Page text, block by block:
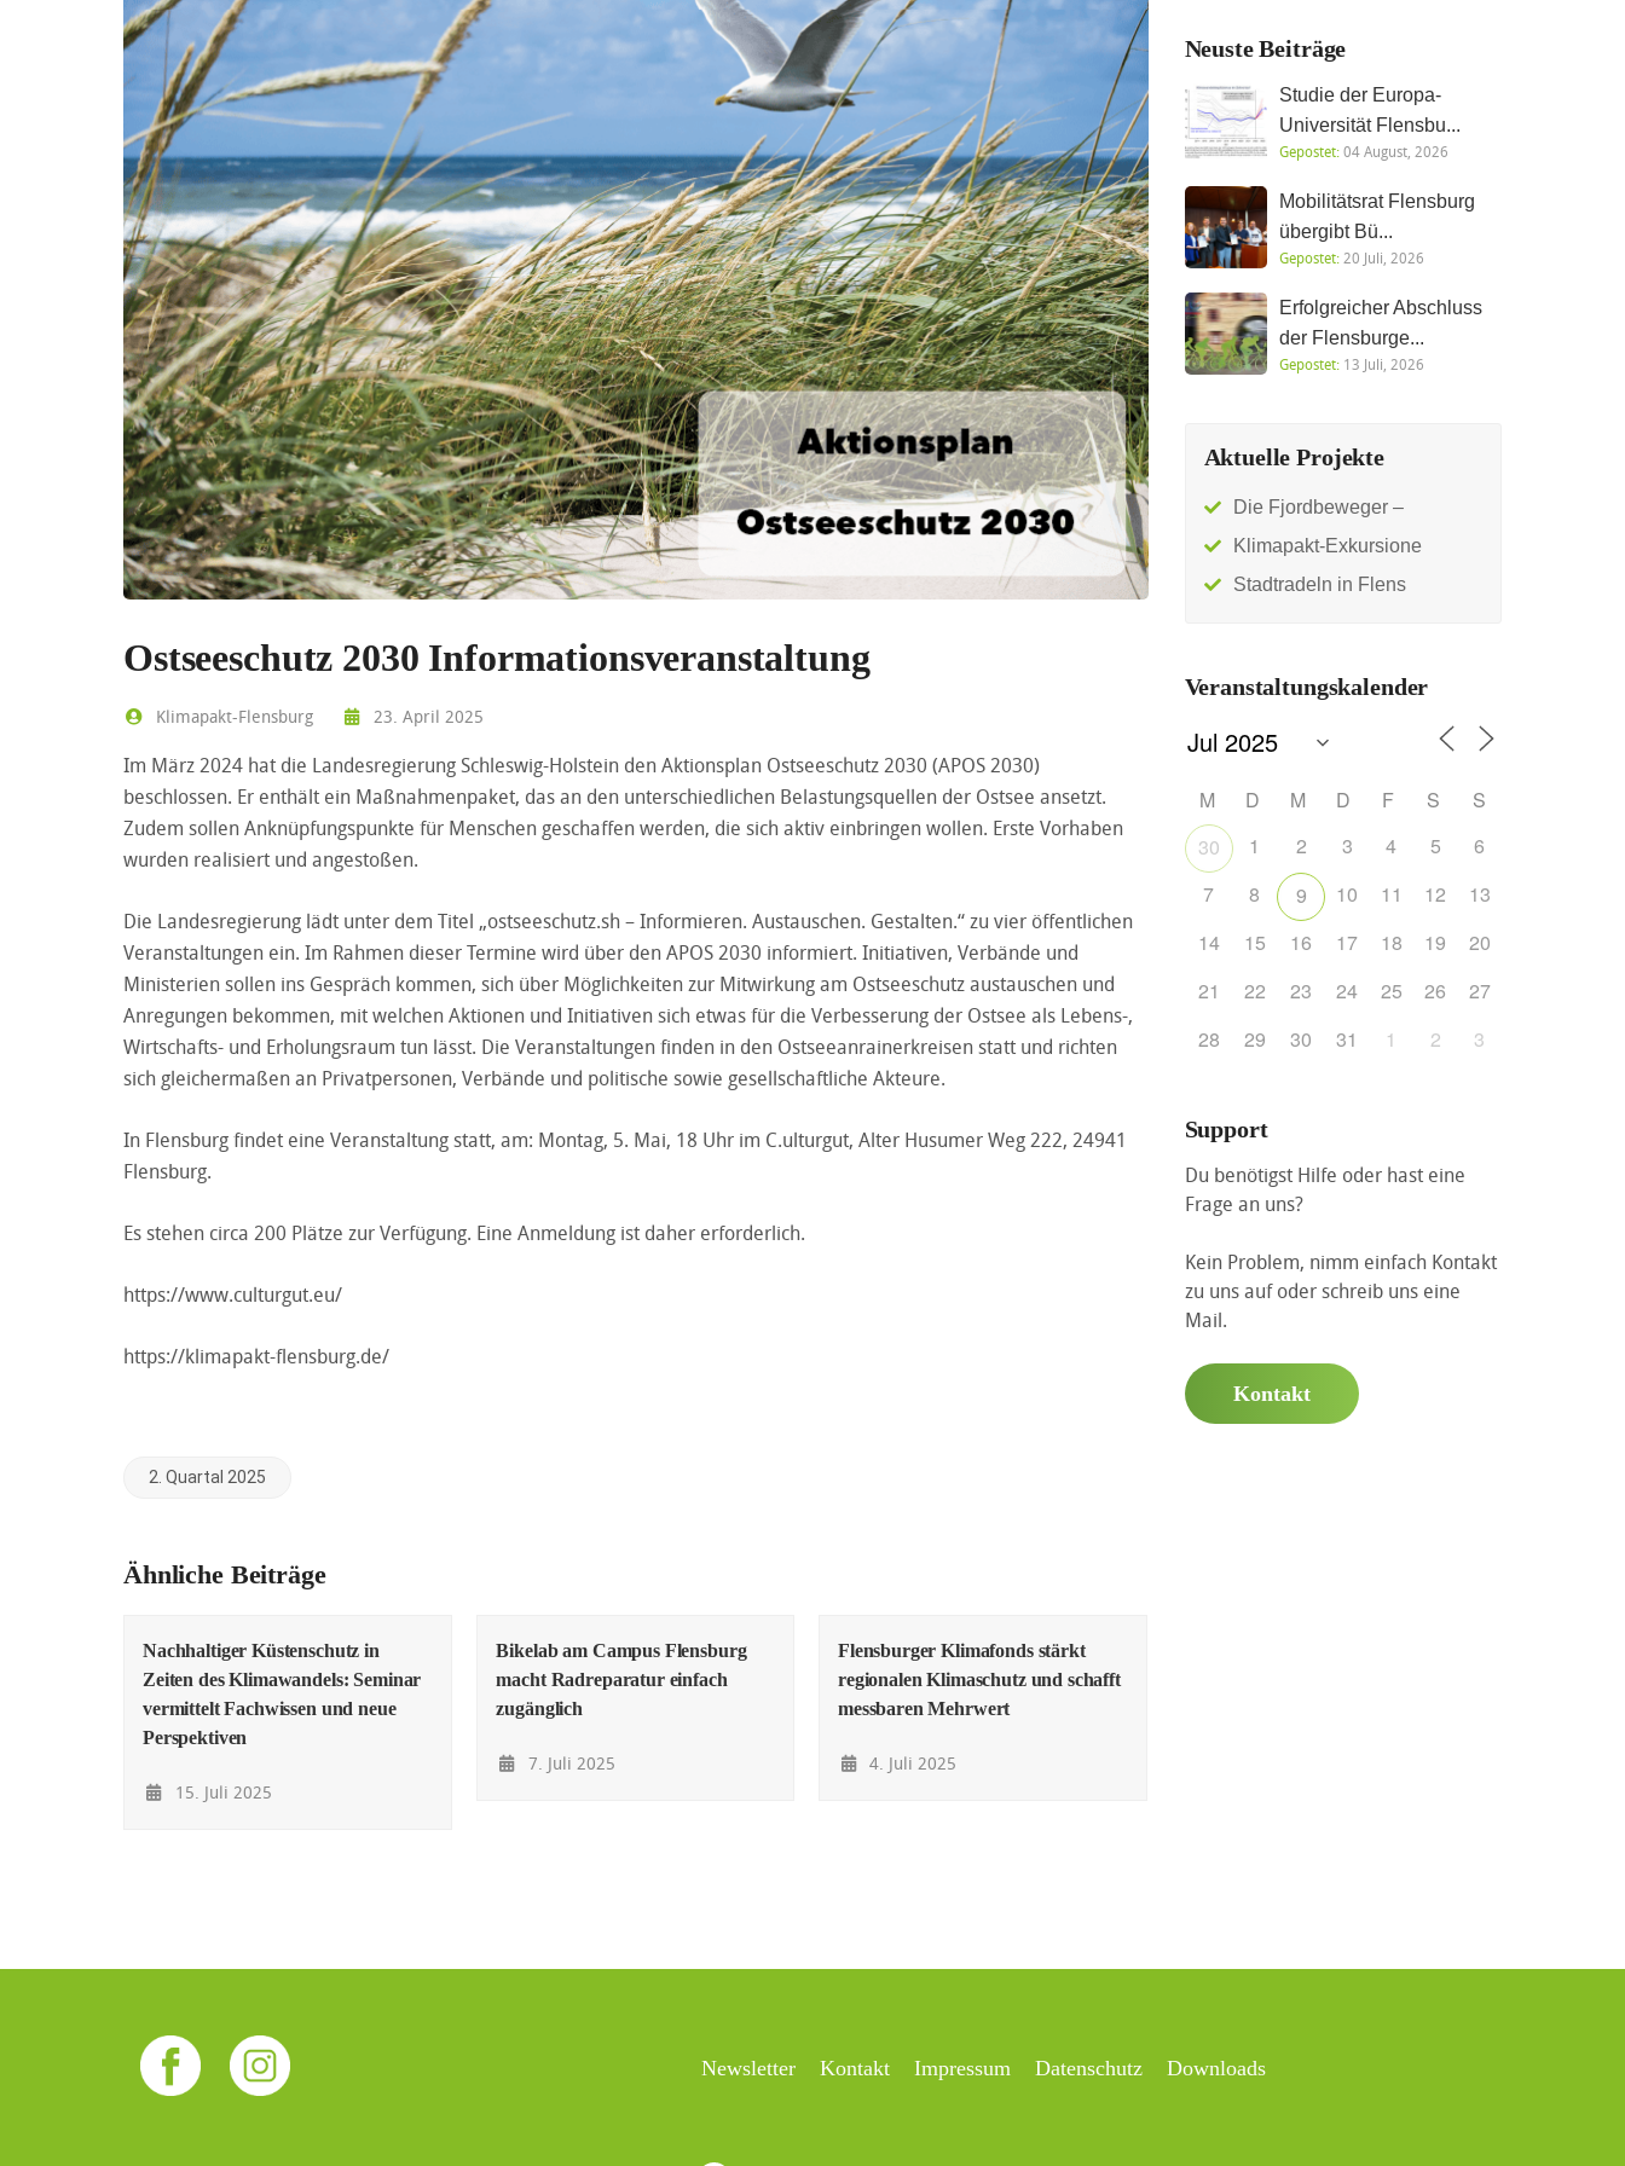
Ostseeschutz 2030 Informationsveranstaltung
Klimapakt-Flensburg 23. April 2025
Im März 2024 hat die Landesregierung Schleswig-Holstein den Aktionsplan Ostseeschutz 2030 (APOS 2030)
beschlossen. Er enthält ein Maßnahmenpaket, das an den unterschiedlichen Belastungsquellen der Ostsee ansetzt.
Zudem sollen Anknüpfungspunkte für Menschen geschaffen werden, die sich aktiv einbringen wollen. Erste Vorhaben
wurden realisiert und angestoßen.
Die Landesregierung lädt unter dem Titel „ostseeschutz.sh – Informieren. Austauschen. Gestalten.“ zu vier öffentlichen
Veranstaltungen ein. Im Rahmen dieser Termine wird über den APOS 2030 informiert. Initiativen, Verbände und
Ministerien sollen ins Gespräch kommen, sich über Möglichkeiten zur Mitwirkung am Ostseeschutz austauschen und
Anregungen bekommen, mit welchen Aktionen und Initiativen sich etwas für die Verbesserung der Ostsee als Lebens-,
Wirtschafts- und Erholungsraum tun lässt. Die Veranstaltungen finden in den Ostseeanrainerkreisen statt und richten
sich gleichermaßen an Privatpersonen, Verbände und politische sowie gesellschaftliche Akteure.
In Flensburg findet eine Veranstaltung statt, am: Montag, 5. Mai, 18 Uhr im C.ulturgut, Alter Husumer Weg 222, 24941
Flensburg.
Es stehen circa 200 Plätze zur Verfügung. Eine Anmeldung ist daher erforderlich.
https://www.culturgut.eu/
https://klimapakt-flensburg.de/
2. Quartal 2025
Ähnliche Beiträge
Nachhaltiger Küstenschutz in
Zeiten des Klimawandels: Seminar
vermittelt Fachwissen und neue
Perspektiven
15. Juli 2025
Bikelab am Campus Flensburg
macht Radreparatur einfach
zugänglich
7. Juli 2025
Flensburger Klimafonds stärkt
regionalen Klimaschutz und schafft
messbaren Mehrwert
4. Juli 2025
Neuste Beiträge
Studie der Europa-
Universität Flensbu...
Gepostet:04 August, 2026
Mobilitätsrat Flensburg
übergibt Bü...
Gepostet:20 Juli, 2026
Erfolgreicher Abschluss
der Flensburge...
Gepostet:13 Juli, 2026
Aktuelle Projekte
Die Fjordbeweger –
Klimapakt-Exkursione
Stadtradeln in Flens
Veranstaltungskalender
M D M D F S
S
30
1 2 3 4 5
6
7
8 9 10 11 12
13
14
15 16 17 18 19
20
21
22 23 24 25 26
27
28
29 30 31 1 2 3
Support
Du benötigst Hilfe oder hast eine
Frage an uns?
Kein Problem, nimm einfach Kontakt
zu uns auf oder schreib uns eine
Mail.
Kontakt
Newsletter Kontakt Impressum Datenschutz Downloads